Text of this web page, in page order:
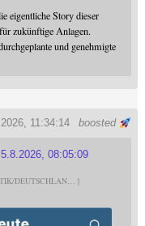
eigentliche Story dieser
zukünftige Anlagen.
und genehmigte
boosted
11:34:14
5.8.2026, 08:05:09
DEUTSCHLAN